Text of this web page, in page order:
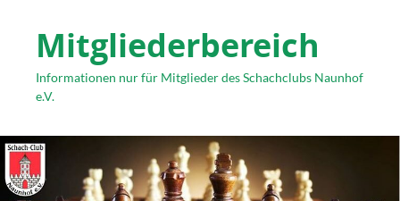
Mitgliederbereich
Informationen nur für Mitglieder des Schachclubs Naunhof
e.V.